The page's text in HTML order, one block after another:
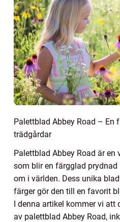
Palettblad Abbey Road – En
trädgårdar
Palettblad Abbey Road är en
som blir en färgglad
om i världen. Dess unika
färger gör den till en favorit
I denna artikel kommer vi att
av palettblad Abbey Road,